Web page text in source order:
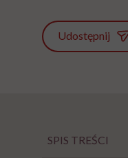
Udostępnij
SPIS TREŚCI